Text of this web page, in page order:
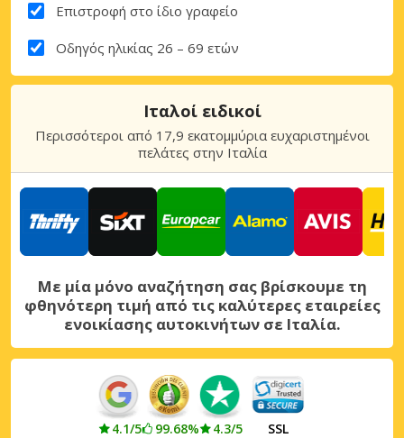
Επιστροφή στο ίδιο γραφείο
Οδηγός ηλικίας 26 – 69 ετών
Ιταλοί ειδικοί
Περισσότεροι από 17,9 εκατομμύρια ευχαριστημένοι
πελάτες στην Ιταλία
Με μία μόνο αναζήτηση σας βρίσκουμε τη
φθηνότερη τιμή από τις καλύτερες εταιρείες
ενοικίασης αυτοκινήτων σε Ιταλία.
4.1/5 99.68% 4.3/5 SSL